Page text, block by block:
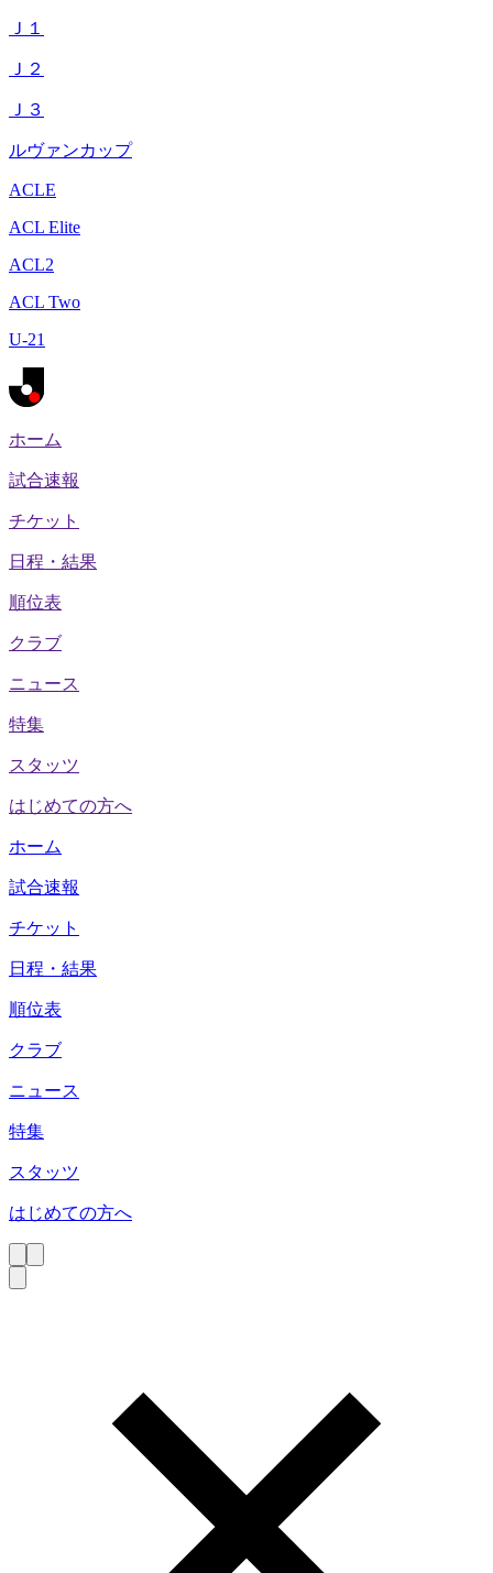
Ｊ１
Ｊ２
Ｊ３
ルヴァンカップ
ACLE
ACL Elite
ACL2
ACL Two
U-21
ホーム
試合速報
チケット
日程・結果
順位表
クラブ
ニュース
特集
スタッツ
はじめての方へ
ホーム
試合速報
チケット
日程・結果
順位表
クラブ
ニュース
特集
スタッツ
はじめての方へ